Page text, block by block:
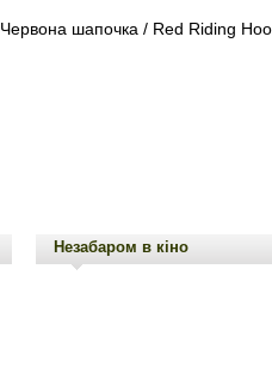
Червона шапочка / Red Riding
Незабаром в кіно